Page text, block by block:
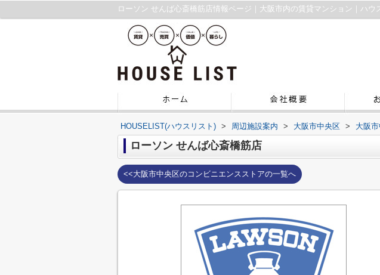
ローソン せんば心斎橋筋店情報ページ｜大阪市内の賃貸マンション｜ハウ
HOUSELIST(ハウスリスト) > 周辺施設案内 > 大阪市中央区 > 大阪
ローソン せんば心斎橋筋店
<<大阪市中央区のコンビニエンスストアの一覧へ